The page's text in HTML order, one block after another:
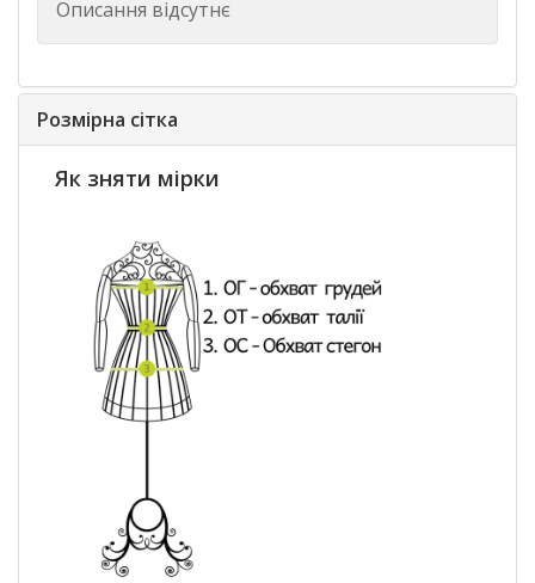
Описання відсутнє
Розмірна сітка
Як зняти мірки